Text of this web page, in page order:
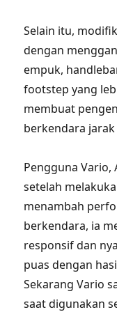
Selain itu,
dengan
empuk,
footstep yang
membuat
berkendara jarak
Pengguna Vario,
setelah
menambah
berkendara, ia
responsif dan
puas dengan
Sekarang Vario
saat digunakan